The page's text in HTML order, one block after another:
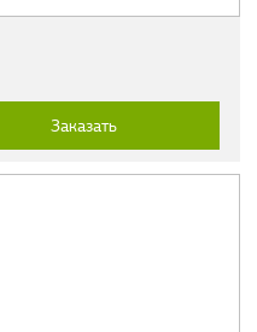
Заказать